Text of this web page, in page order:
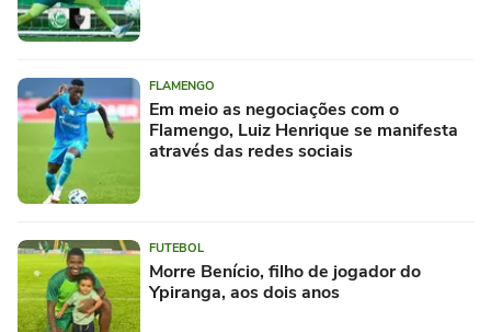
FLAMENGO
Em meio as negociações com o
Flamengo, Luiz Henrique se manifesta
através das redes sociais
FUTEBOL
Morre Benício, filho de jogador do
Ypiranga, aos dois anos